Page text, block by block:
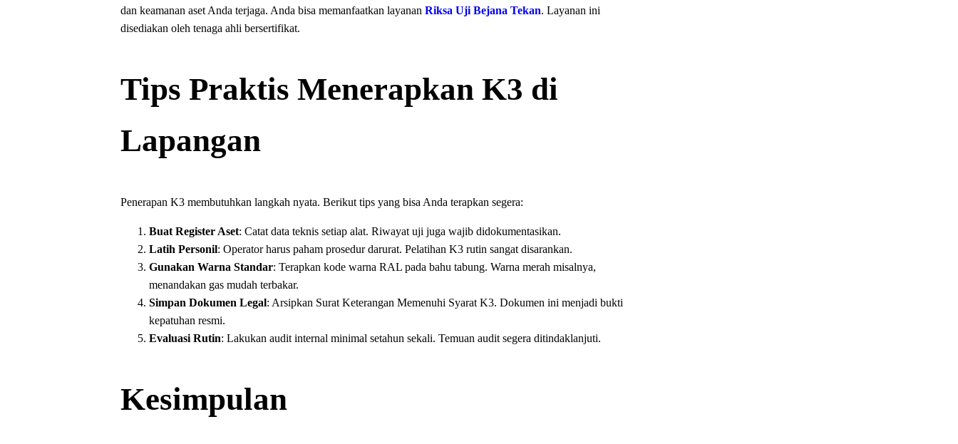
dan keamanan aset Anda terjaga. Anda bisa memanfaatkan layananRiksa Uji Bejana Tekan. Layanan ini
disediakan oleh tenaga ahli bersertifikat.
Tips Praktis Menerapkan K3 di
Lapangan
Penerapan K3 membutuhkan langkah nyata. Berikut tips yang bisa Anda terapkan segera:
Buat Register Aset: Catat data teknis setiap alat. Riwayat uji juga wajib didokumentasikan.
Latih Personil: Operator harus paham prosedur darurat. Pelatihan K3 rutin sangat disarankan.
Gunakan Warna Standar: Terapkan kode warna RAL pada bahu tabung. Warna merah misalnya,
menandakan gas mudah terbakar.
Simpan Dokumen Legal: Arsipkan Surat Keterangan Memenuhi Syarat K3. Dokumen ini menjadi bukti
kepatuhan resmi.
Evaluasi Rutin: Lakukan audit internal minimal setahun sekali. Temuan audit segera ditindaklanjuti.
Kesimpulan